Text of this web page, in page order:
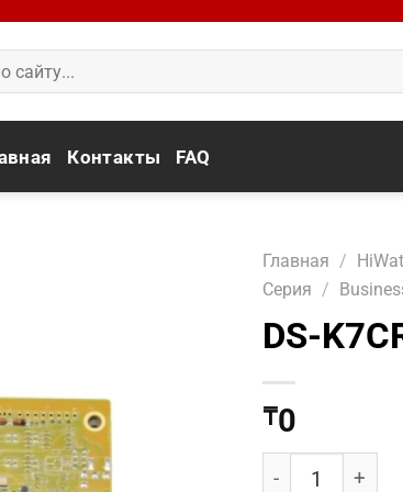
Контакты FAQ
Главная /
Серия /
DS-
₸0
Количество